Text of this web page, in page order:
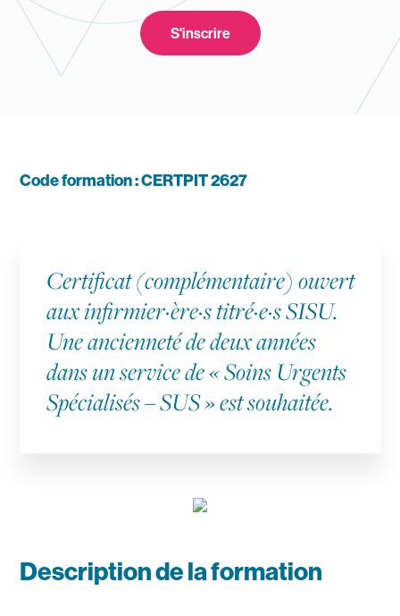
Navigation secondaire
V Mag
S'inscrire
Code formation : CERTPIT 2627
Certificat (complémentaire) ouvert
aux infirmier·ère·s titré·e·s SISU.
Une ancienneté de deux années
dans un service de « Soins Urgents
Spécialisés – SUS » est souhaitée.
Description de la formation